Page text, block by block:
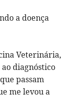
a doença
Veterinária,
diagnóstico
passam
me levou a